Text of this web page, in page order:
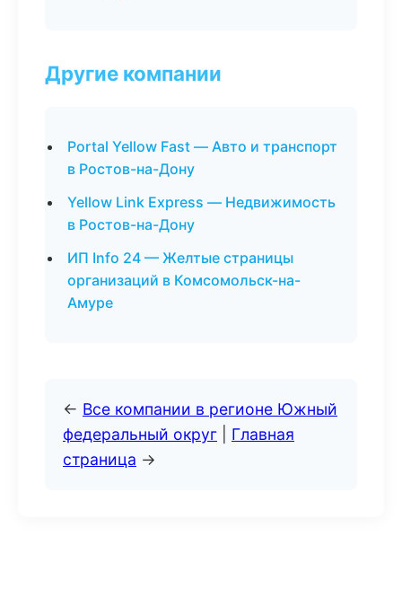
Другие компании
Portal Yellow Fast — Авто и транспорт
в Ростов-на-Дону
Yellow Link Express — Недвижимость
в Ростов-на-Дону
ИП Info 24 — Желтые страницы
организаций в Комсомольск-на-
Амуре
← Все компании в регионе Южный
федеральный округ
Главная
страница →